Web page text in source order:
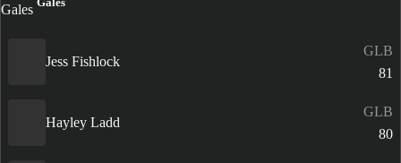
Jess Fishlock
GLB
81
Hayley Ladd
GLB
80